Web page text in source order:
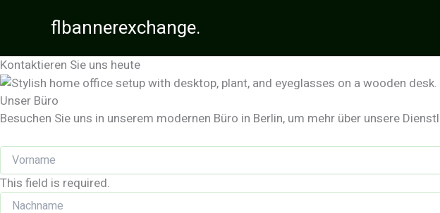
flbannerexchange.
Kontaktieren Sie uns heute
Unser Büro
Besuchen Sie uns in unserem modernen Büro in Berlin, um mehr über unsere
This field is required.